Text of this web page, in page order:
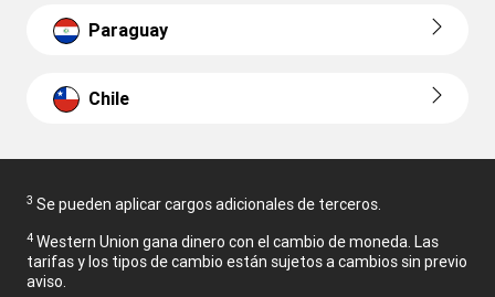
Paraguay
Chile
3 Se pueden aplicar cargos adicionales de terceros.
4 Western Union gana dinero con el cambio de moneda. Las
tarifas y los tipos de cambio están sujetos a cambios sin previo
aviso.